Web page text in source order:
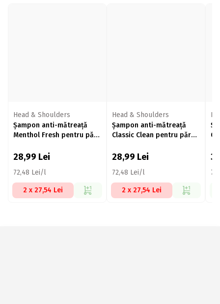
Head & Shoulders
Șampon anti-mătreață
Menthol Fresh pentru păr
28,99 Lei
72,48 Lei/l
2 x 27,54 Lei
Head & Shoulders
Șampon anti-mătreață
Classic Clean pentru păr
28,99 Lei
72,48 Lei/l
2 x 27,54 Lei